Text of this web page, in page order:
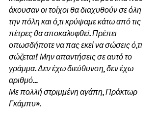
άκουσαν οι τοίχοι θα διαχυθούν σε όλη
την πόλη και ό,τι κρύψαμε κάτω από τις
πέτρες θα αποκαλυφθεί. Πρέπει
οπωσδήποτε να πας εκεί να σώσεις ό,τι
σώζεται! Μην απαντήσεις σε αυτό το
γράμμα. Δεν έχω διεύθυνση, δεν έχω
αριθμό…
Με πολλή στριμμένη αγάπη, Πράκτωρ
Γκάμπυ».